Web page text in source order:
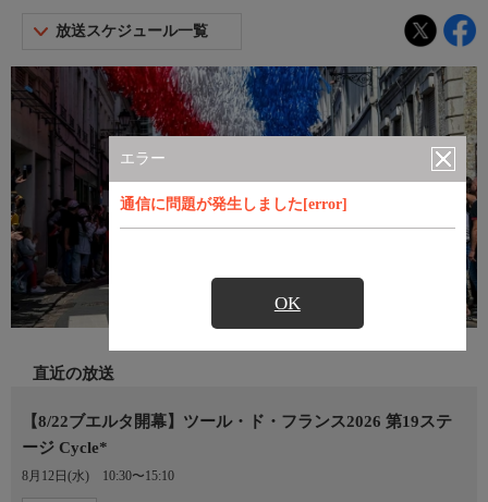
エラー
通信に問題が発生しました[error]
OK
放送スケジュール一覧
直近の放送
【8/22ブエルタ開幕】ツール・ド・フランス2026 第19ステ
ージ Cycle*
8月12日(水) 10:30〜15:10